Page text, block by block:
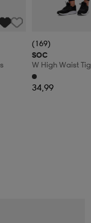
(169)
SOC
W High Waist
34,99